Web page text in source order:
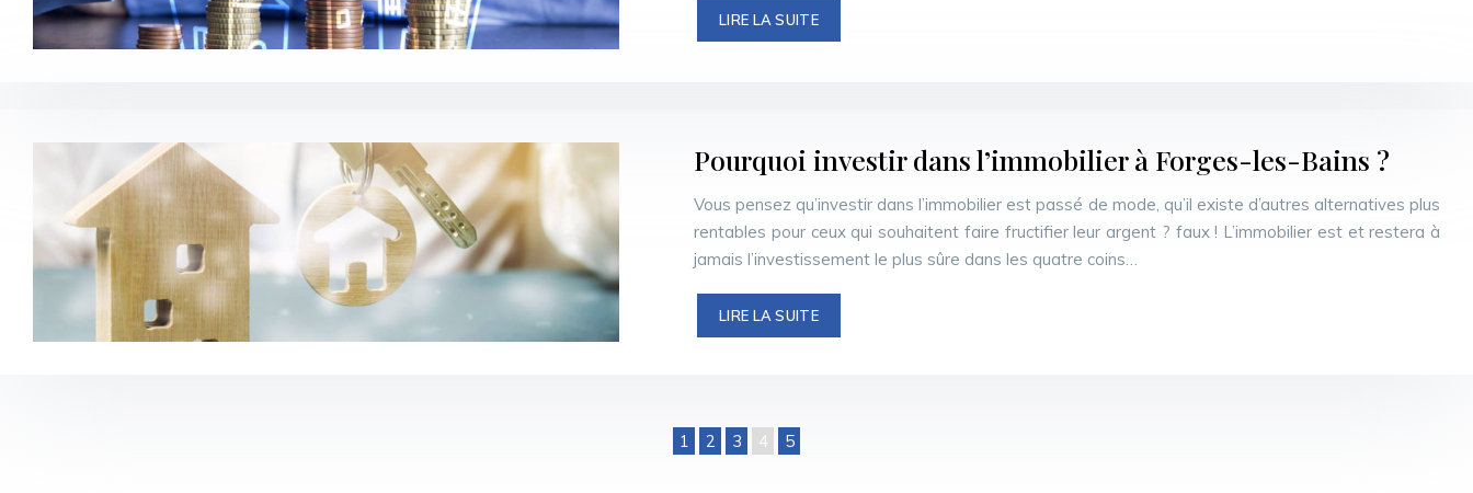
LIRE LA SUITE
Pourquoi investir dans l’immobilier à Forges-les-Bains ?
Vous pensez qu’investir dans l’immobilier est passé de mode, qu’il existe d’autres alternatives plus
rentables pour ceux qui souhaitent faire fructifier leur argent ? faux ! L’immobilier est et restera à
jamais l’investissement le plus sûre dans les quatre coins…
LIRE LA SUITE
1 2 3 4 5